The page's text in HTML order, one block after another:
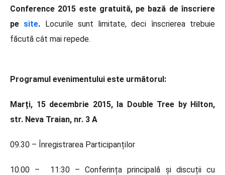
Conference 2015 este gratuită, pe bază de înscriere
pe site. Locurile sunt limitate, deci înscrierea trebuie
făcută cât mai repede.
Programul evenimentului este următorul:
Marți, 15 decembrie 2015, la Double Tree by Hilton,
str. Neva Traian, nr. 3 A
09.30 – Înregistrarea Participanților
10.00 – 11:30 – Conferința principală și discuții cu